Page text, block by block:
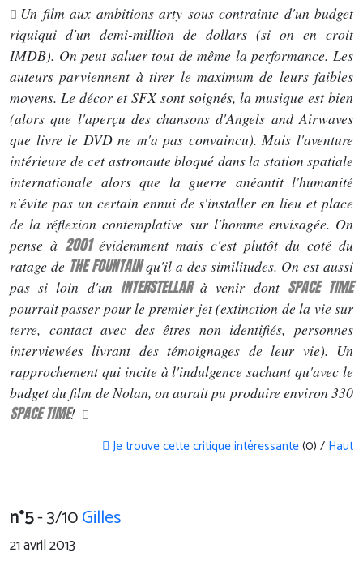
Un film aux ambitions arty sous contrainte d'un budget
riquiqui d'un demi-million de dollars (si on en croit
IMDB). On peut saluer tout de même la performance. Les
auteurs parviennent à tirer le maximum de leurs faibles
moyens. Le décor et SFX sont soignés, la musique est bien
(alors que l'aperçu des chansons d'Angels and Airwaves
que livre le DVD ne m'a pas convaincu). Mais l'aventure
intérieure de cet astronaute bloqué dans la station spatiale
internationale alors que la guerre anéantit l'humanité
n'évite pas un certain ennui de s'installer en lieu et place
de la réflexion contemplative sur l'homme envisagée. On
pense à 2001évidemment mais c'est plutôt du coté du
ratage de THE FOUNTAINqu'il a des similitudes. On est aussi
pas si loin d'un INTERSTELLARà venir dont SPACE TIME
pourrait passer pour le premier jet (extinction de la vie sur
terre, contact avec des êtres non identifiés, personnes
interviewées livrant des témoignages de leur vie). Un
rapprochement qui incite à l'indulgence sachant qu'avec le
budget du film de Nolan, on aurait pu produire environ 330
SPACE TIME!
Je trouve cette critique intéressante(0) / Haut
n°5- 3/10Gilles
21 avril 2013